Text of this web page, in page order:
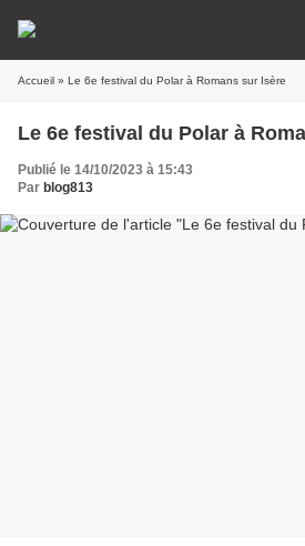
Accueil » Le 6e festival du Polar à Romans sur Isère
Le 6e festival du Polar à
Publié le 14/10/2023 à 15:43
Par blog813